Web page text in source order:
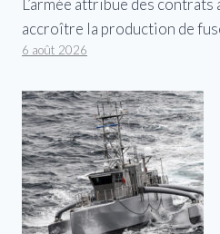
L’armée attribue des
accroître la production de
6 août 2026